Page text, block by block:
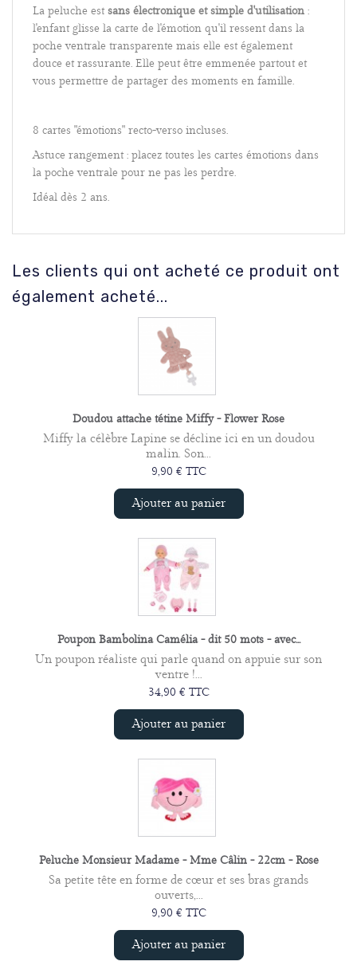
La peluche estsans électronique et simple d'utilisation :
l'enfant glisse la carte de l'émotion qu'il ressent dans la
poche ventrale transparente mais elle est également
douce et rassurante. Elle peut être emmenée partout et
vous permettre de partager des moments en famille.
8 cartes "émotions" recto-verso incluses.
Astuce rangement : placez toutes les cartes émotions dans
la poche ventrale pour ne pas les perdre.
Idéal dès 2 ans.
Les clients qui ont acheté ce produit ont
également acheté...
Doudou attache tétine Miffy - Flower Rose
Miffy la célèbre Lapine se décline ici en un doudou
malin. Son...
9,90 € TTC
Ajouter au panier
Poupon Bambolina Camélia - dit 50 mots - avec...
Un poupon réaliste qui parle quand on appuie sur son
ventre !...
34,90 € TTC
Ajouter au panier
Peluche Monsieur Madame - Mme Câlin - 22cm - Rose
Sa petite tête en forme de cœur et ses bras grands
ouverts,...
9,90 € TTC
Ajouter au panier